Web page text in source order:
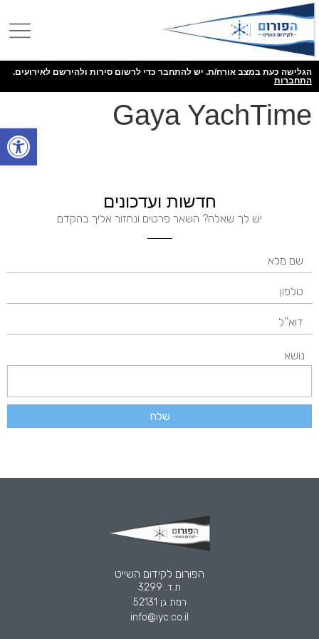
הגלישה כעת במצב אורח/ת. יש להתחבר כדי לרשום סירות ולהירשם לאירועים.
התחברות
Gaya YachTime
חדשות ועדכונים
יש לך שאלה? השאר פרטים ונחזור אליך בהקדם
נושא
שלח
הפורום לקידום השייט
ת.ד. 3299
רמת גן 52131
info@iyc.co.il